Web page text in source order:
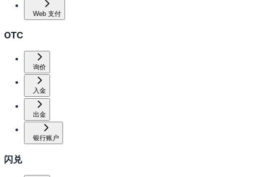
Web 支付
OTC
询价
入金
出金
银行账户
闪兑